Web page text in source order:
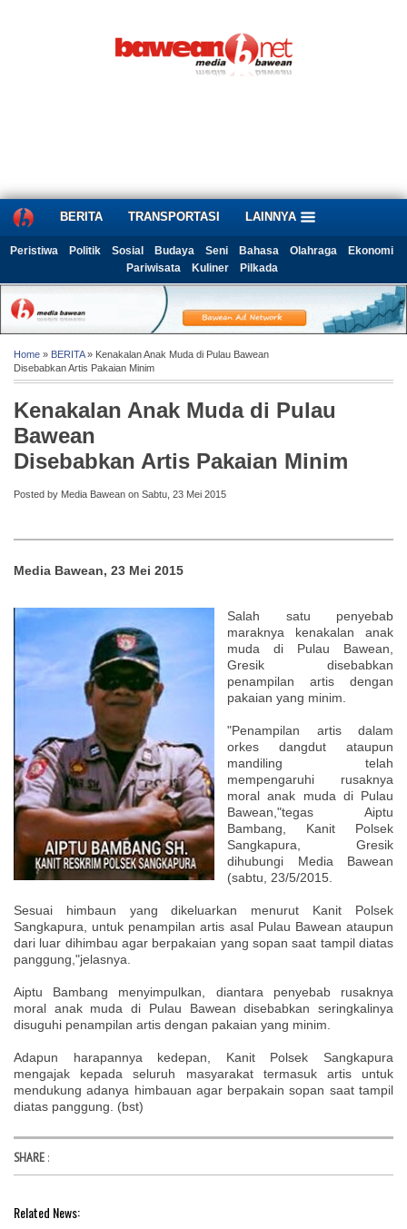
BERITA TRANSPORTASI LAINNYA
Peristiwa Politik Sosial Budaya Seni Bahasa Olahraga
Ekonomi
Pariwisata
Kuliner Pilkada
Home » BERITA» Kenakalan Anak Muda di Pulau Bawean
Disebabkan Artis Pakaian Minim
Kenakalan Anak Muda di Pulau
Bawean
Disebabkan Artis Pakaian Minim
Posted by Media Bawean on Sabtu, 23 Mei 2015
Media Bawean, 23 Mei 2015
Salah satu penyebab
maraknya kenakalan anak
muda di Pulau Bawean,
Gresik disebabkan
penampilan artis dengan
pakaian yang minim.
"Penampilan artis dalam
orkes dangdut ataupun
mandiling telah
mempengaruhi rusaknya
moral anak muda di Pulau
Bawean,"tegas Aiptu
Bambang, Kanit Polsek
Sangkapura, Gresik
dihubungi Media Bawean
(sabtu, 23/5/2015.
Sesuai himbaun yang dikeluarkan menurut Kanit Polsek
Sangkapura, untuk penampilan artis asal Pulau Bawean ataupun
dari luar dihimbau agar berpakaian yang sopan saat tampil diatas
panggung,"jelasnya.
Aiptu Bambang menyimpulkan, diantara penyebab rusaknya
moral anak muda di Pulau Bawean disebabkan seringkalinya
disuguhi penampilan artis dengan pakaian yang minim.
Adapun harapannya kedepan, Kanit Polsek Sangkapura
mengajak kepada seluruh masyarakat termasuk artis untuk
mendukung adanya himbauan agar berpakain sopan saat tampil
diatas panggung. (bst)
SHARE :
Related News: